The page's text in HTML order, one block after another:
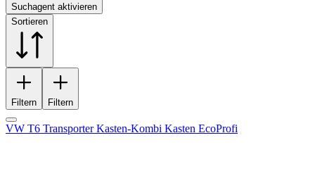
Suchagent aktivieren
Sortieren
Filtern Filtern
VW T6 Transporter Kasten-Kombi Kasten EcoProfi